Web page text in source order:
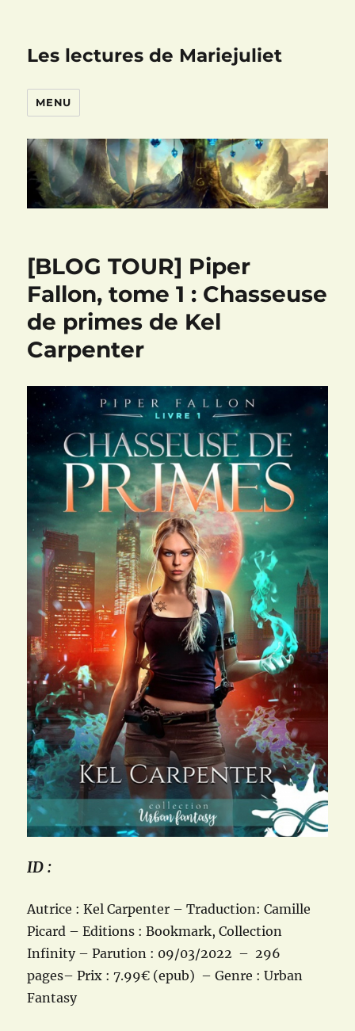
Les lectures de Mariejuliet
MENU
[BLOG TOUR] Piper
Fallon, tome 1 : Chasseuse
de primes de Kel
Carpenter
ID :
Autrice : Kel Carpenter – Traduction: Camille
Picard – Editions : Bookmark, Collection
Infinity – Parution : 09/03/2022 – 296
pages– Prix : 7.99€ (epub) – Genre : Urban
Fantasy